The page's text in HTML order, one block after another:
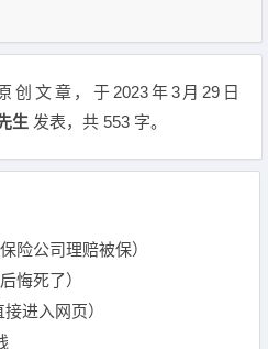
创文章，于2023年3月29日
生 发表，共 553 字。
险公司理赔被保）
悔死了）
进入网页）